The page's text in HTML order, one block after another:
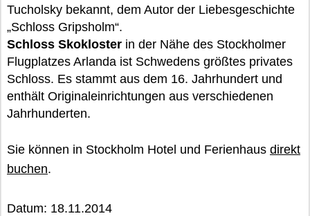
Tucholsky bekannt, dem Autor der Liebesgeschichte
„Schloss Gripsholm“.
Schloss Skokloster in der Nähe des Stockholmer
Flugplatzes Arlanda ist Schwedens größtes privates
Schloss. Es stammt aus dem 16. Jahrhundert und
enthält Originaleinrichtungen aus verschiedenen
Jahrhunderten.
Sie können in Stockholm Hotel und Ferienhaus direkt
buchen.
Datum: 18.11.2014